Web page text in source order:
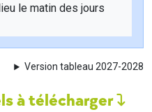
le matin des jours
Version tableau 2027-2028
à télécharger